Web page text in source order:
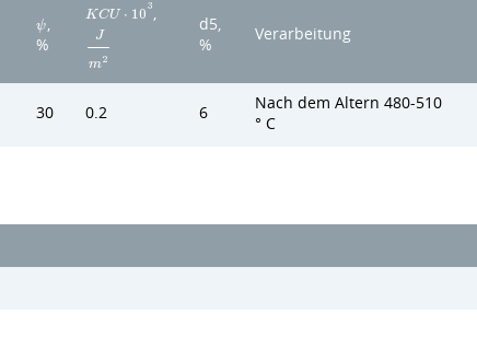
ψ,
%
KCU ⋅ 10
3 ,
J
m2
d5,
%
Verarbeitung
30 0.2 6
Nach dem Altern 480-510
° C